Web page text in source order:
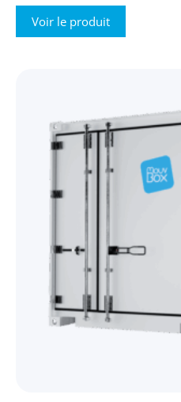
Voir le produit